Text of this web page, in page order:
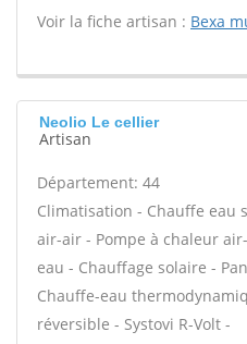
Voir la fiche artisan : Bexa
Neolio Le cellier
Artisan
Département: 44
Climatisation - Chauffe eau
air-air - Pompe à chaleur
eau - Chauffage solaire -
Chauffe-eau
réversible - Systovi R-Volt -